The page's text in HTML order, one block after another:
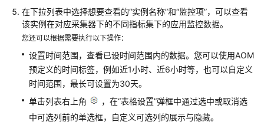
入
AOM（新
版）
可
观
指
标
在下拉列表中选择想要查看的“实例名称”和“监控项”，可以查看
该实例在对应采集器下的不同指标集下的应用监控数据。
您还可以根据需要执行以下操作：
设置时间范围，查看已设时间范围内的数据。您可以使用AOM
预定义的时间标签，例如近1小时、近6小时等，也可以自定义
时间范围，最长可设置为30天。
单击列表右上角
，在“表格设置”弹框中通过选中或取消选
中可选列前的单选框，自定义可选列的展示与隐藏。